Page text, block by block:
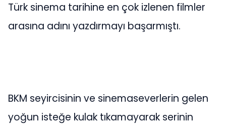
Türk sinema tarihine en çok izlenen filmler
arasına adını yazdırmayı başarmıştı.
BKM seyircisinin ve sinemaseverlerin gelen
yoğun isteğe kulak tıkamayarak serinin